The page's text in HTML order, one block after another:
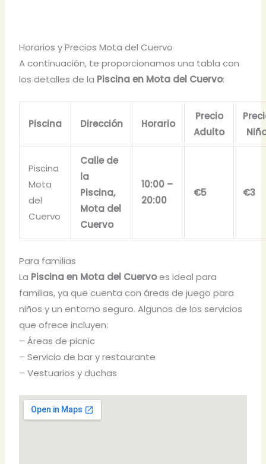
Horarios y Precios Mota del Cuervo
A continuación, te proporcionamos una tabla con
los detalles de la Piscina en Mota del Cuervo:
Piscina Dirección Horario
Precio
Adulto
Piscina
Mota
del
Cuervo
Calle de
la
Piscina,
Mota del
Cuervo
10:00 –
20:00
€5 €3
Para familias
La Piscina en Mota del Cuervoes ideal para
familias, ya que cuenta con áreas de juego para
niños y un entorno seguro. Algunos de los servicios
que ofrece incluyen:
– Áreas de picnic
– Servicio de bar y restaurante
– Vestuarios y duchas